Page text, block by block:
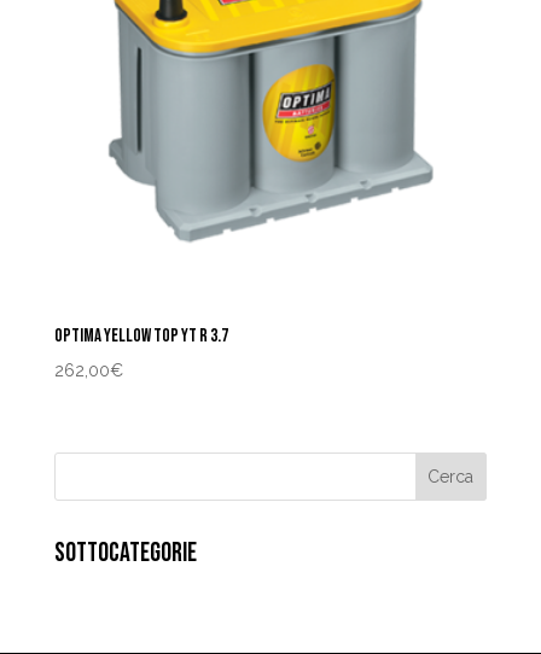
OPTIMA YELLOW TOP YT R 3.7
262,00€
SOTTOCATEGORIE